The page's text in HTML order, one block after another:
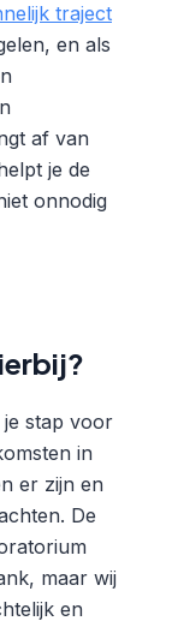
traject
en als
af van
je de
onnodig
je stap voor
in
er zijn en
De
maar wij
en